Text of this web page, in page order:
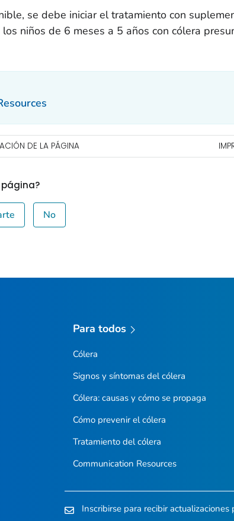
se debe iniciar el tratamiento con
niños de 6 meses a 5 años con cólera
DE LA PÁGINA
página?
No
Para todos
Cólera
Signos y síntomas del cólera
Cólera: causas y cómo se propaga
Cómo prevenir el cólera
Tratamiento del cólera
Communication Resources
Inscribirse para recibir actualizaciones